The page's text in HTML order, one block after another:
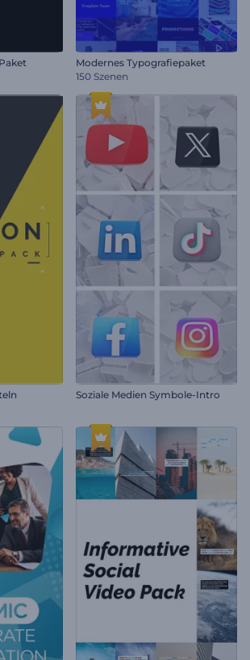
Modernes Typografiepaket
150 Szenen
Soziale Medien Symbole-Intro